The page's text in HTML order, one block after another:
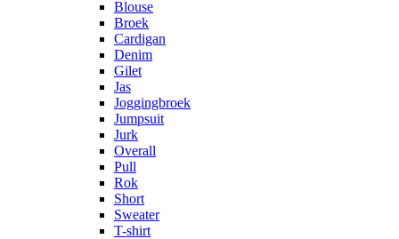
Blouse
Broek
Cardigan
Denim
Gilet
Jas
Joggingbroek
Jumpsuit
Jurk
Overall
Pull
Rok
Short
Sweater
T-shirt